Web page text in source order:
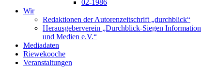
02-1986
Wir
Redaktionen der Autorenzeitschrift „durchblick“
Herausgeberverein „Durchblick-Siegen Information
und Medien e.V.“
Mediadaten
Riewekooche
Veranstaltungen